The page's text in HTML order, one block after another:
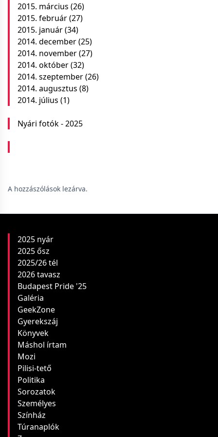
2015. március (26)
2015. február(27)
2015. január(34)
2014. december(25)
2014. november(27)
2014. október(32)
2014. szeptember(26)
2014. augusztus (8)
2014. július (1)
Nyári fotók - 2025
A hozzászólások lezárva.
2025 nyár
2025 ősz
2025/26 tél
2026 tavasz
Budapest Pride '25
Galéria
GeekZone
Gyerekszáj
Könyvek
Máshol írtam
Mozi
Pilisi-tető
Politika
Sorozatok
Személyes
Színház
Túranaplók